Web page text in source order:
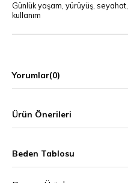
Günlük yaşam, yürüyüş,
kullanım
Yorumlar(0)
Ürün Önerileri
Beden Tablosu